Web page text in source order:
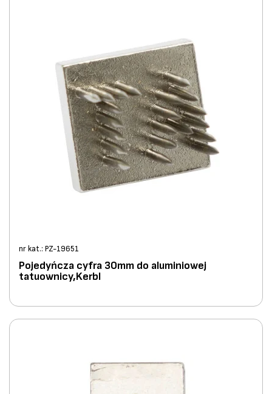
nr kat.: PZ-19651
Pojedyńcza cyfra 30mm do aluminiowej
tatuownicy,Kerbl